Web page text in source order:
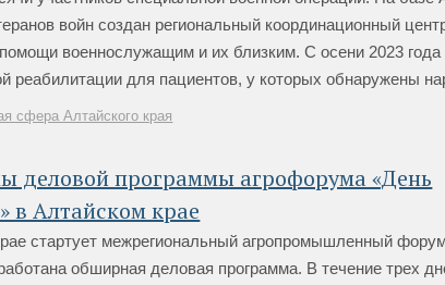
войн создан региональный координационный
военнослужащим и их близким. С осени 2023 года
реабилитации для пациентов, у которых обнаружены
сфера Алтайского края
деловой программы агрофорума «День
в Алтайском крае
стартует межрегиональный агропромышленный
обширная деловая программа. В течение трех